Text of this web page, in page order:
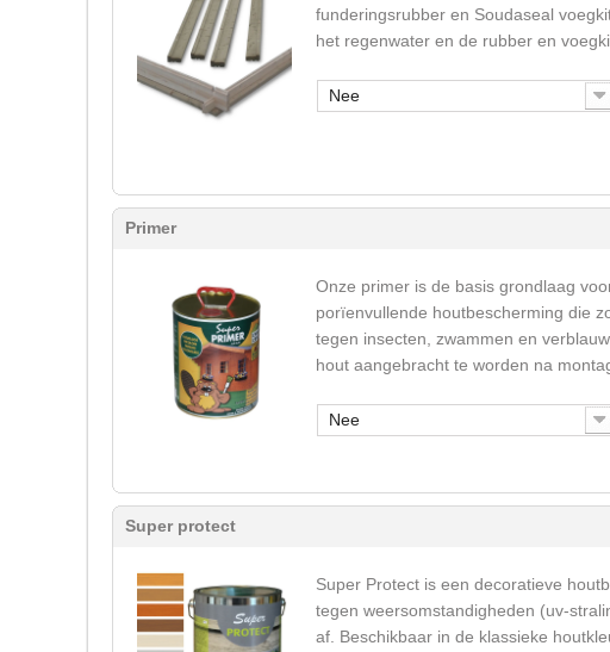
funderingsrubber en Soudaseal
het regenwater en de rubber en
Nee
Primer
Onze primer is de basis grondlaag
porïenvullende houtbescherming die
tegen insecten, zwammen en
hout aangebracht te worden na
Nee
Super protect
Super Protect is een decoratieve
tegen weersomstandigheden (uv-
af. Beschikbaar in de klassieke